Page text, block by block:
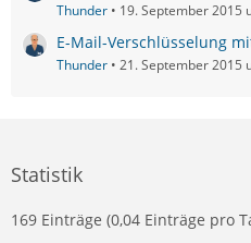
Thunder 19. September 2015
E-Mail-Verschlüsselung
Thunder 21. September 2015
Statistik
169 Einträge (0,04 Einträge pro